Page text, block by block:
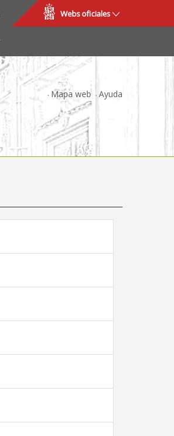
Webs oficiales
Mapa web Ayuda